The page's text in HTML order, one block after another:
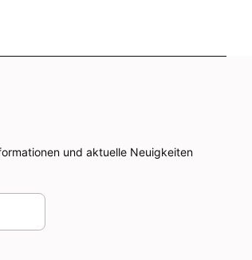
und aktuelle Neuigkeiten